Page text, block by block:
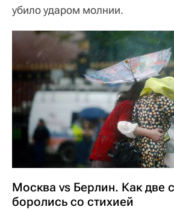
убило ударом молнии.
Москва vs Берлин. Как две
боролись со стихией